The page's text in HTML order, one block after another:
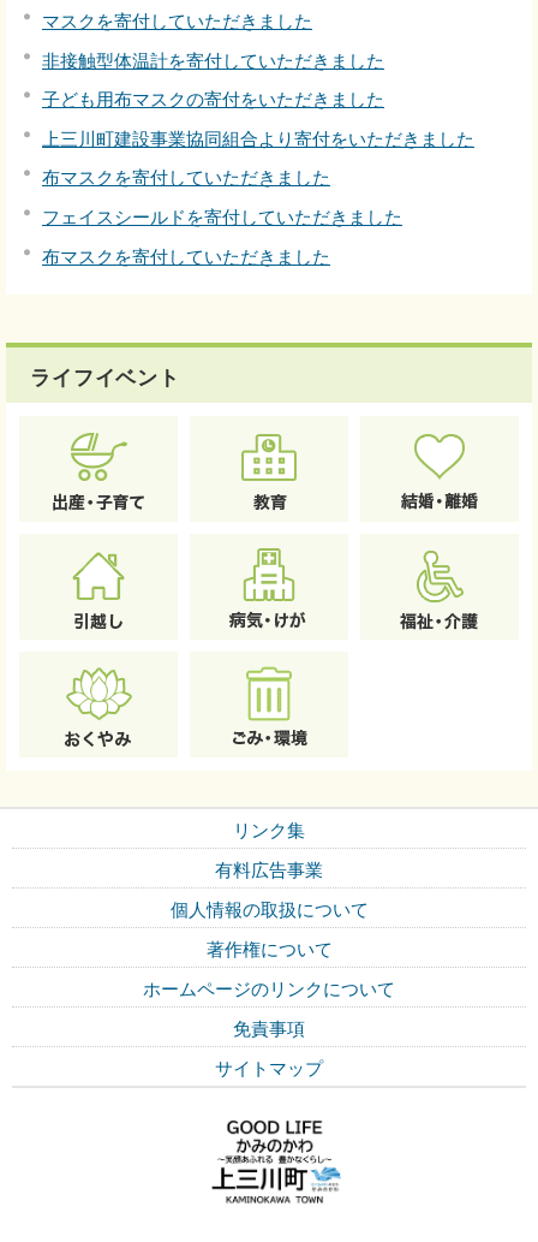
マスクを寄付していただきました
非接触型体温計を寄付していただきました
子ども用布マスクの寄付をいただきました
上三川町建設事業協同組合より寄付をいただきました
布マスクを寄付していただきました
フェイスシールドを寄付していただきました
布マスクを寄付していただきました
ライフイベント
リンク集
有料広告事業
個人情報の取扱について
著作権について
ホームページのリンクについて
免責事項
サイトマップ